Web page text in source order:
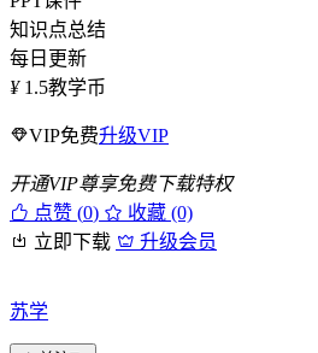
知识点总结
每日更新
¥ 1.5教学币
VIP免费升级VIP
开通VIP尊享免费下载特权
点赞 (0)
收藏 (0)
立即下载
升级会员
苏学